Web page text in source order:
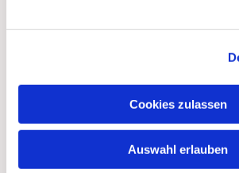
Cookies zulassen
Auswahl erlauben
Dies könnte Sie